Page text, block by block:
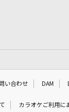
い合わせ DAM
カラオケご利用に